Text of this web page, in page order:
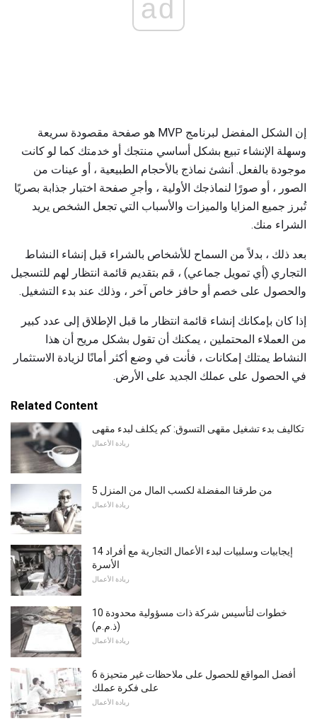
ad
إن الشكل المفضل لبرنامج MVP هو صفحة مقصودة سريعة
وسهلة الإنشاء تبيع بشكل أساسي منتجك أو خدمتك كما لو كانت
موجودة بالفعل. أنشئ نماذج بالأحجام الطبيعية ، أو عينات من
الصور ، أو صورًا لنماذجك الأولية ، وأجرِ صفحة اختبار جذابة بصريًا
تُبرز جميع المزايا والميزات والأسباب التي تجعل الشخص يريد
الشراء منك.
بعد ذلك ، بدلاً من السماح للأشخاص بالشراء قبل إنشاء النشاط
التجاري (أي تمويل جماعي) ، قم بتقديم قائمة انتظار لهم للتسجيل
والحصول على خصم أو حافز خاص آخر ، وذلك عند بدء التشغيل.
إذا كان بإمكانك إنشاء قائمة انتظار ما قبل الإطلاق إلى عدد كبير
من العملاء المحتملين ، يمكنك أن تقول بشكل مريح أن هذا
النشاط يمتلك إمكانات ، فأنت في وضع أكثر أمانًا لزيادة الاستثمار
في الحصول على عملك الجديد على الأرض.
Related Content
تكاليف بدء تشغيل مقهى التسوق: كم يكلف لبدء مقهى
ريادة الأعمال
5 من طرقنا المفضلة لكسب المال من المنزل
ريادة الأعمال
14 إيجابيات وسلبيات لبدء الأعمال التجارية مع أفراد
الأسرة
ريادة الأعمال
10 خطوات لتأسيس شركة ذات مسؤولية محدودة
(ذ.م.م)
ريادة الأعمال
6 أفضل المواقع للحصول على ملاحظات غير متحيزة
على فكرة عملك
ريادة الأعمال